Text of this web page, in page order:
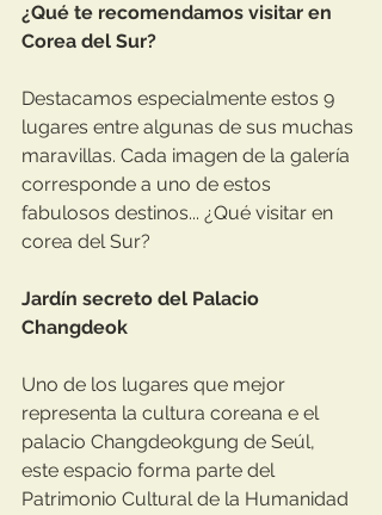
¿Qué te recomendamos visitar en
Corea del Sur?
Destacamos especialmente estos 9
lugares entre algunas de sus muchas
maravillas. Cada imagen de la galería
corresponde a uno de estos
fabulosos destinos... ¿Qué visitar en
corea del Sur?
Jardín secreto del Palacio
Changdeok
Uno de los lugares que mejor
representa la cultura coreana e el
palacio Changdeokgung de Seúl,
este espacio forma parte del
Patrimonio Cultural de la Humanidad